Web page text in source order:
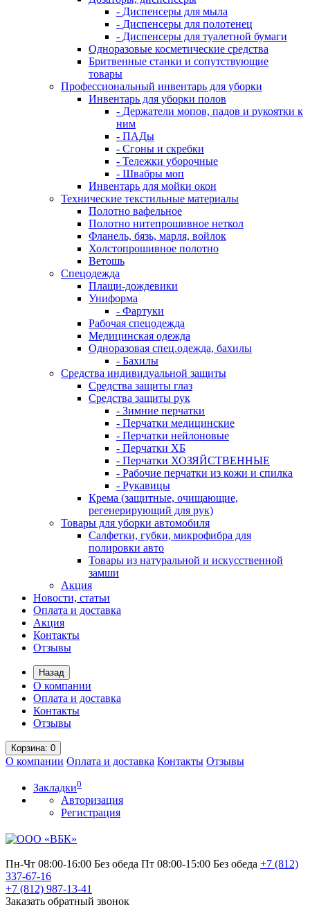
- Диспенсеры для мыла
- Диспенсеры для полотенец
- Диспенсеры для туалетной бумаги
Одноразовые косметические средства
Бритвенные станки и сопутствующие
товары
Профессиональный инвентарь для уборки
Инвентарь для уборки полов
- Держатели мопов, падов и рукоятки к
ним
- ПАДы
- Сгоны и скребки
- Тележки уборочные
- Швабры моп
Инвентарь для мойки окон
Технические текстильные материалы
Полотно вафельное
Полотно нитепрошивное неткол
Фланель, бязь, марля, войлок
Холстопрошивное полотно
Ветошь
Спецодежда
Плащи-дождевики
Униформа
- Фартуки
Рабочая спецодежда
Медицинская одежда
Одноразовая спец.одежда, бахилы
- Бахилы
Средства индивидуальной защиты
Средства защиты глаз
Средства защиты рук
- Зимние перчатки
- Перчатки медицинские
- Перчатки нейлоновые
- Перчатки ХБ
- Перчатки ХОЗЯЙСТВЕННЫЕ
- Рабочие перчатки из кожи и спилка
- Рукавицы
Крема (защитные, очищающие,
регенерирующий для рук)
Товары для уборки автомобиля
Салфетки, губки, микрофибра для
полировки авто
Товары из натуральной и искусственной
замши
Акция
Новости, статьи
Оплата и доставка
Акция
Контакты
Отзывы
Назад
О компании
Оплата и доставка
Контакты
Отзывы
Корзина: 0
О компании Оплата и доставка Контакты Отзывы
Закладки0
Авторизация
Регистрация
Пн-Чт 08:00-16:00 Без обеда Пт 08:00-15:00 Без обеда +7 (812)
337-67-16
+7 (812) 987-13-41
Заказать обратный звонок